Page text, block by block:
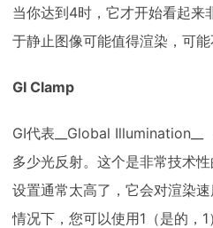
当你达到4时，它才开始看起
于静止图像可能值得渲染，可能
GI Clamp
GI代表__Global Illumination__
多少光反射。这个是非常技术
设置通常太高了，它会对渲染
情况下，您可以使用1（是的，